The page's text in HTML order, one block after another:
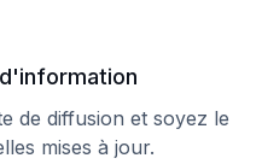
de diffusion et soyez le
mises à jour.